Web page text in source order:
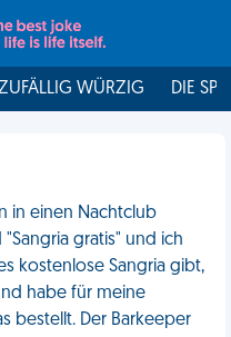
WÜRZIG DIE
in einen Nachtclub
gratis" und ich
kostenlose Sangria gibt,
habe für meine
bestellt. Der Barkeeper